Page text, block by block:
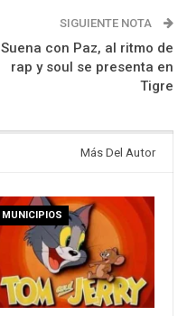
SIGUIENTE NOTA
Suena con Paz, al ritmo de
rap y soul se presenta en
Tigre
Más Del Autor
MUNICIPIOS